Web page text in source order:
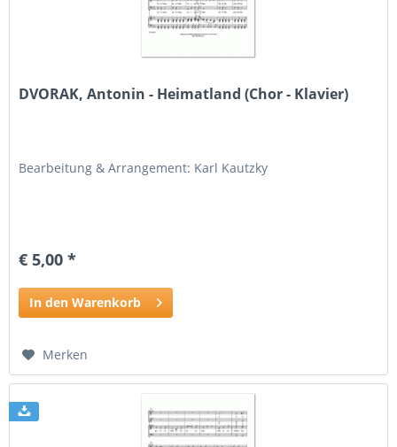
DVORAK, Antonin - Heimatland (Chor - Klavier)
Bearbeitung & Arrangement: Karl Kautzky
€ 5,00 *
In den Warenkorb
Merken